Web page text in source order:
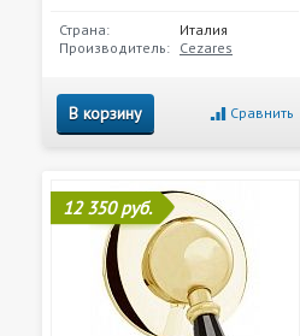
Страна:
Италия
Производитель: Cezares
В корзину Сравнить
12 350 руб.